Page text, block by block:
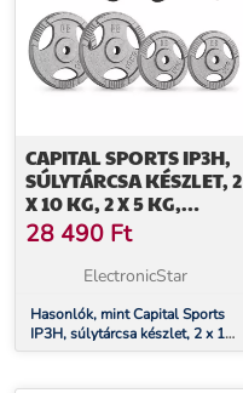
CAPITAL SPORTS IP3H,
SÚLYTÁRCSA KÉSZLET, 2
X 10 KG, 2 X 5 KG,
SÚLYEMELŐ RÚD 10 KG,
ÖSSZESEN 40 KG
28 490 Ft
ElectronicStar
Hasonlók, mint Capital Sports
IP3H, súlytárcsa készlet, 2 x 10
kg, 2 x 5 kg, súlyemelő rúd 10